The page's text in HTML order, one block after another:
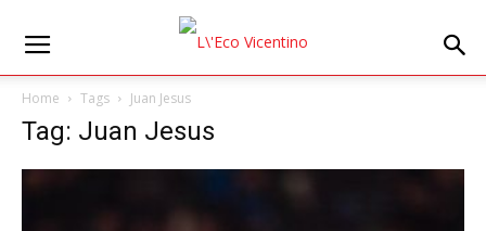
Home Tags Juan Jesus
Tag: Juan Jesus